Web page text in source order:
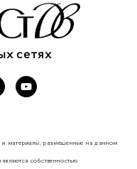
сетях
материалы, размещенные на данном
собственностью